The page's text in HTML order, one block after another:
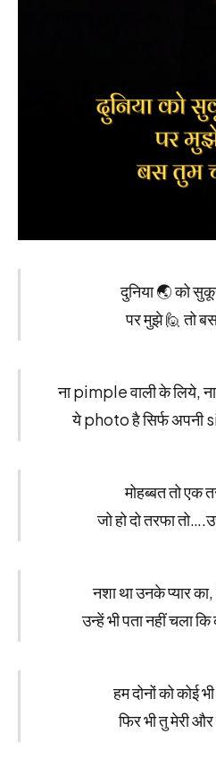
दुनिया 🌏 को
पर मुझे 🙋 तो
ना pimple वाली के लिये,
ये photo है सिर्फ अपनी
मोहब्बत तो एक
जो हो दो तरफा
नशा था उनके प्यार
उन्हें भी पता नहीं चला
हम दोनों को कोई भी
फिर भी तु मेरी और